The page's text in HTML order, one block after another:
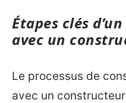
Étapes clés
avec un
Le processus de
avec un